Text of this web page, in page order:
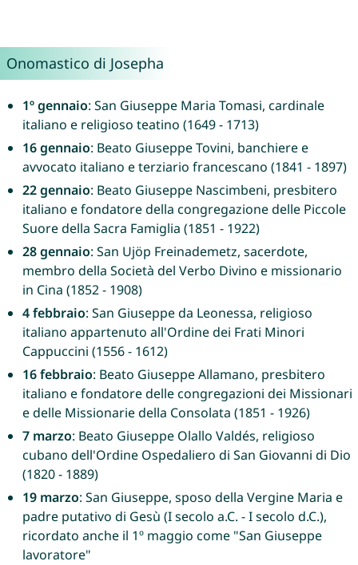
Onomastico di Josepha
1º gennaio: San Giuseppe Maria Tomasi, cardinale
italiano e religioso teatino (1649 - 1713)
16 gennaio: Beato Giuseppe Tovini, banchiere e
avvocato italiano e terziario francescano (1841 - 1897)
22 gennaio: Beato Giuseppe Nascimbeni, presbitero
italiano e fondatore della congregazione delle Piccole
Suore della Sacra Famiglia (1851 - 1922)
28 gennaio: San Ujöp Freinademetz, sacerdote,
membro della Società del Verbo Divino e missionario
in Cina (1852 - 1908)
4 febbraio: San Giuseppe da Leonessa, religioso
italiano appartenuto all'Ordine dei Frati Minori
Cappuccini (1556 - 1612)
16 febbraio: Beato Giuseppe Allamano, presbitero
italiano e fondatore delle congregazioni dei Missionari
e delle Missionarie della Consolata (1851 - 1926)
7 marzo: Beato Giuseppe Olallo Valdés, religioso
cubano dell'Ordine Ospedaliero di San Giovanni di Dio
(1820 - 1889)
19 marzo: San Giuseppe, sposo della Vergine Maria e
padre putativo di Gesù (I secolo a.C. - I secolo d.C.),
ricordato anche il 1º maggio come "San Giuseppe
lavoratore"